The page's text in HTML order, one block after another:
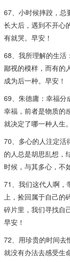
67、小时候摔跤，总
长大后，遇到不开心
有就哭。早安！
68、我所理解的生活
鄙视的模样，而有的
成为后一种。早安！
69、朱德庸：幸福分
幸福，前者是物质的
就决定了哪一种人生
70、多心的人注定活
的人总是胡思乱想，
时候，与其多心，不
71、我们这代人啊，
上，捡回属于自己
碎片里，我们寻找自
早安！
72、用珍贵的时间去
就没有办法去感受生